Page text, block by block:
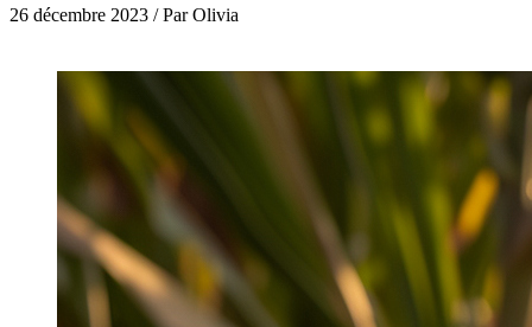
26 décembre 2023 / Par Olivia